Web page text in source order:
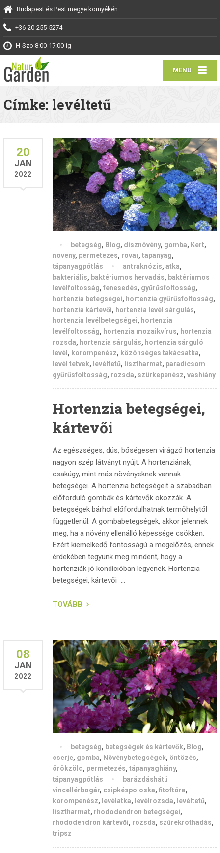
Budapest és Pest megye környékén
+36-20-255-5274
H-Szo 8:00-17:00-ig
MENU
Címke: levéltetű
20
JAN
2022
betegség, Blog, dísznövény, gomba, Kert,
növény, permetezés, rovar, tápanyag,
tápanyagpótlás
antraknózis, atka,
bakteriális, baktériumos hervadás, baktériumos
levélfoltosság, fenesedés, gyűrűsfoltosság,
hortenzia betegségei, hortenzia gyűrűsfoltosság,
hortenzia kártevői, hortenzia levél sárgulás,
hortenzia levélbetegségei, hortenzia
levélfoltosság, hortenzia mozaikvírus, hortenzia
rozsda, hortenzia sárgulás, hortenzia sárguló
levél , korompenész, közönséges takácsatka,
levél tetvek, levéltetű, lisztharmat, paradicsom
gyűrűsfoltosság, rozsda, szürkepenész, vashiány
Hortenzia betegségei,
kártevői
Az egészséges, dús, bőségesen virágzó hortenzia
nagyon szép látványt nyújt. A hortenziának,
csakúgy, mint más növényeknek vannak
betegségei. A hortenzia betegségeit a szabadban
előforduló gombák és kártevők okozzák. A
betegségek bárhol előfordulhatnak termőhelytől
függetlenül. A gombabetegségek, akkor jelennek
meg, ha a növény ellenálló képessége csökken.
Ezért kiemelkedő fontosságú a megelőzés, ennek
érdekében tegyünk meg mindent, hogy a
hortenziák jó kondícióban legyenek. Hortenzia
betegségei, kártevői ...
TOVÁBB
08
JAN
2022
betegség, betegségek és kártevők, Blog,
cserje, gomba, Növénybetegségek, öntözés,
örökzöld , permetezés, tápanyaghiány,
tápanyagpótlás
barázdáshátú
vincellérbogár, csipkéspoloska, fitoftóra,
korompenész, levélatka, levélrozsda, levéltetű,
lisztharmat, rhododendron betegségei,
rhododendron kártevői, rozsda, szürekrothadás,
tripsz